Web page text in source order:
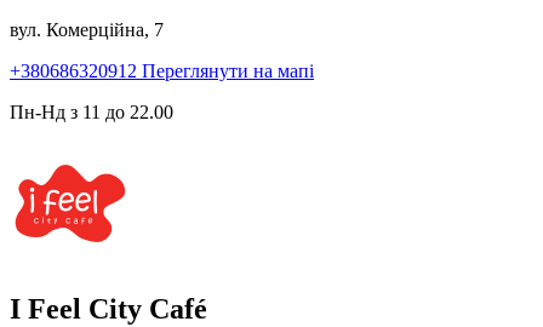
вул. Комерційна, 7
+380686320912 Переглянути на мапі
Пн-Нд з 11 до 22.00
I Feel City Café